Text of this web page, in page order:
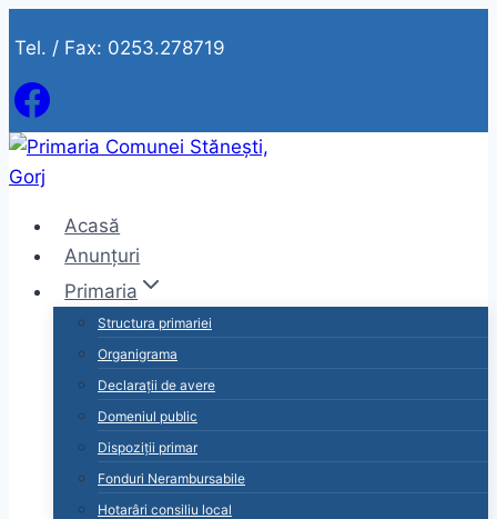
to
content
Tel. / Fax: 0253.278719
Acasă
Anunțuri
Primaria
Structura primariei
Organigrama
Declarații de avere
Domeniul public
Dispoziții primar
Fonduri Nerambursabile
Hotarâri consiliu local